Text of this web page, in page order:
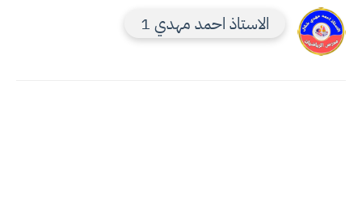
الاستاذ احمد مهدي 1